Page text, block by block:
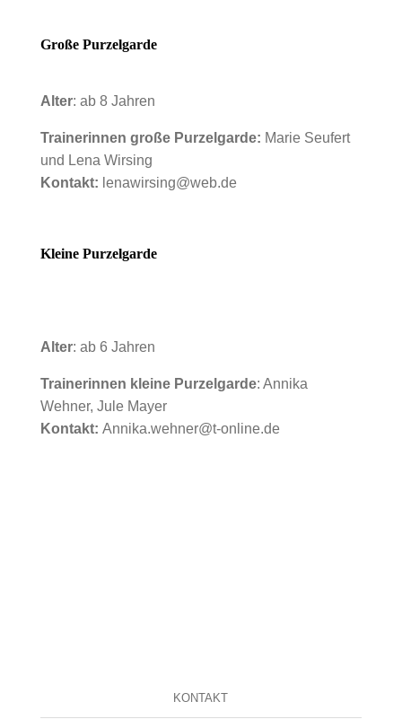
Große Purzelgarde
Alter: ab 8 Jahren
Trainerinnen große Purzelgarde: Marie Seufert
und Lena Wirsing
Kontakt: lenawirsing@web.de
Kleine Purzelgarde
Alter: ab 6 Jahren
Trainerinnen kleine Purzelgarde: Annika
Wehner, Jule Mayer
Kontakt: Annika.wehner@t-online.de
KONTAKT